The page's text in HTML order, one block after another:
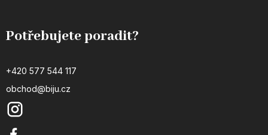
Potřebujete poradit?
+420 577 544 117
obchod@biju.cz